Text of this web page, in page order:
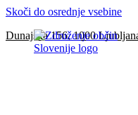
Skoči do osrednje vsebine
Dunajska 156, 1000